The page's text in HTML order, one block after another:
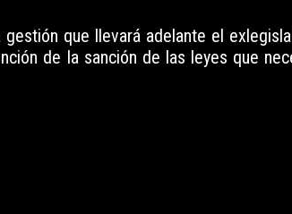
que llevará adelante el
de la sanción de las leyes que